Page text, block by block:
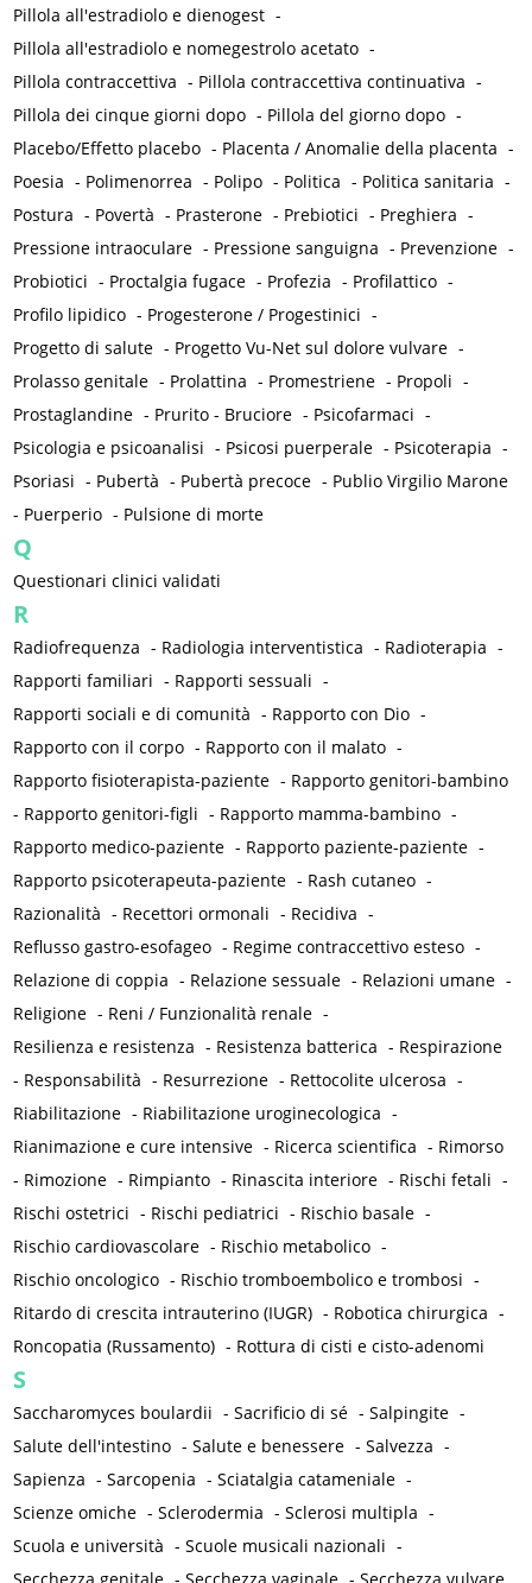
Pillola all'estradiolo e dienogest -
Pillola all'estradiolo e nomegestrolo acetato -
Pillola contraccettiva - Pillola contraccettiva continuativa -
Pillola dei cinque giorni dopo - Pillola del giorno dopo -
Placebo/Effetto placebo - Placenta / Anomalie della placenta -
Poesia - Polimenorrea - Polipo - Politica - Politica sanitaria -
Postura - Povertà - Prasterone - Prebiotici - Preghiera -
Pressione intraoculare - Pressione sanguigna - Prevenzione -
Probiotici - Proctalgia fugace - Profezia - Profilattico -
Profilo lipidico - Progesterone / Progestinici -
Progetto di salute - Progetto Vu-Net sul dolore vulvare -
Prolasso genitale - Prolattina - Promestriene - Propoli -
Prostaglandine - Prurito - Bruciore - Psicofarmaci -
Psicologia e psicoanalisi - Psicosi puerperale - Psicoterapia -
Psoriasi - Pubertà - Pubertà precoce - Publio Virgilio Marone
- Puerperio - Pulsione di morte
Q
Questionari clinici validati
R
Radiofrequenza - Radiologia interventistica - Radioterapia -
Rapporti familiari - Rapporti sessuali -
Rapporti sociali e di comunità - Rapporto con Dio -
Rapporto con il corpo - Rapporto con il malato -
Rapporto fisioterapista-paziente - Rapporto genitori-bambino
- Rapporto genitori-figli - Rapporto mamma-bambino -
Rapporto medico-paziente - Rapporto paziente-paziente -
Rapporto psicoterapeuta-paziente - Rash cutaneo -
Razionalità - Recettori ormonali - Recidiva -
Reflusso gastro-esofageo - Regime contraccettivo esteso -
Relazione di coppia - Relazione sessuale - Relazioni umane -
Religione - Reni / Funzionalità renale -
Resilienza e resistenza - Resistenza batterica - Respirazione
- Responsabilità - Resurrezione - Rettocolite ulcerosa -
Riabilitazione - Riabilitazione uroginecologica -
Rianimazione e cure intensive - Ricerca scientifica - Rimorso
- Rimozione - Rimpianto - Rinascita interiore - Rischi fetali -
Rischi ostetrici - Rischi pediatrici - Rischio basale -
Rischio cardiovascolare - Rischio metabolico -
Rischio oncologico - Rischio tromboembolico e trombosi -
Ritardo di crescita intrauterino (IUGR) - Robotica chirurgica -
Roncopatia (Russamento) - Rottura di cisti e cisto-adenomi
S
Saccharomyces boulardii -Sacrificio di sé -Salpingite -
Salute dell'intestino -Salute e benessere -Salvezza -
Sapienza -Sarcopenia -Sciatalgia catameniale -
Scienze omiche -Sclerodermia -Sclerosi multipla -
Scuola e università -Scuole musicali nazionali -